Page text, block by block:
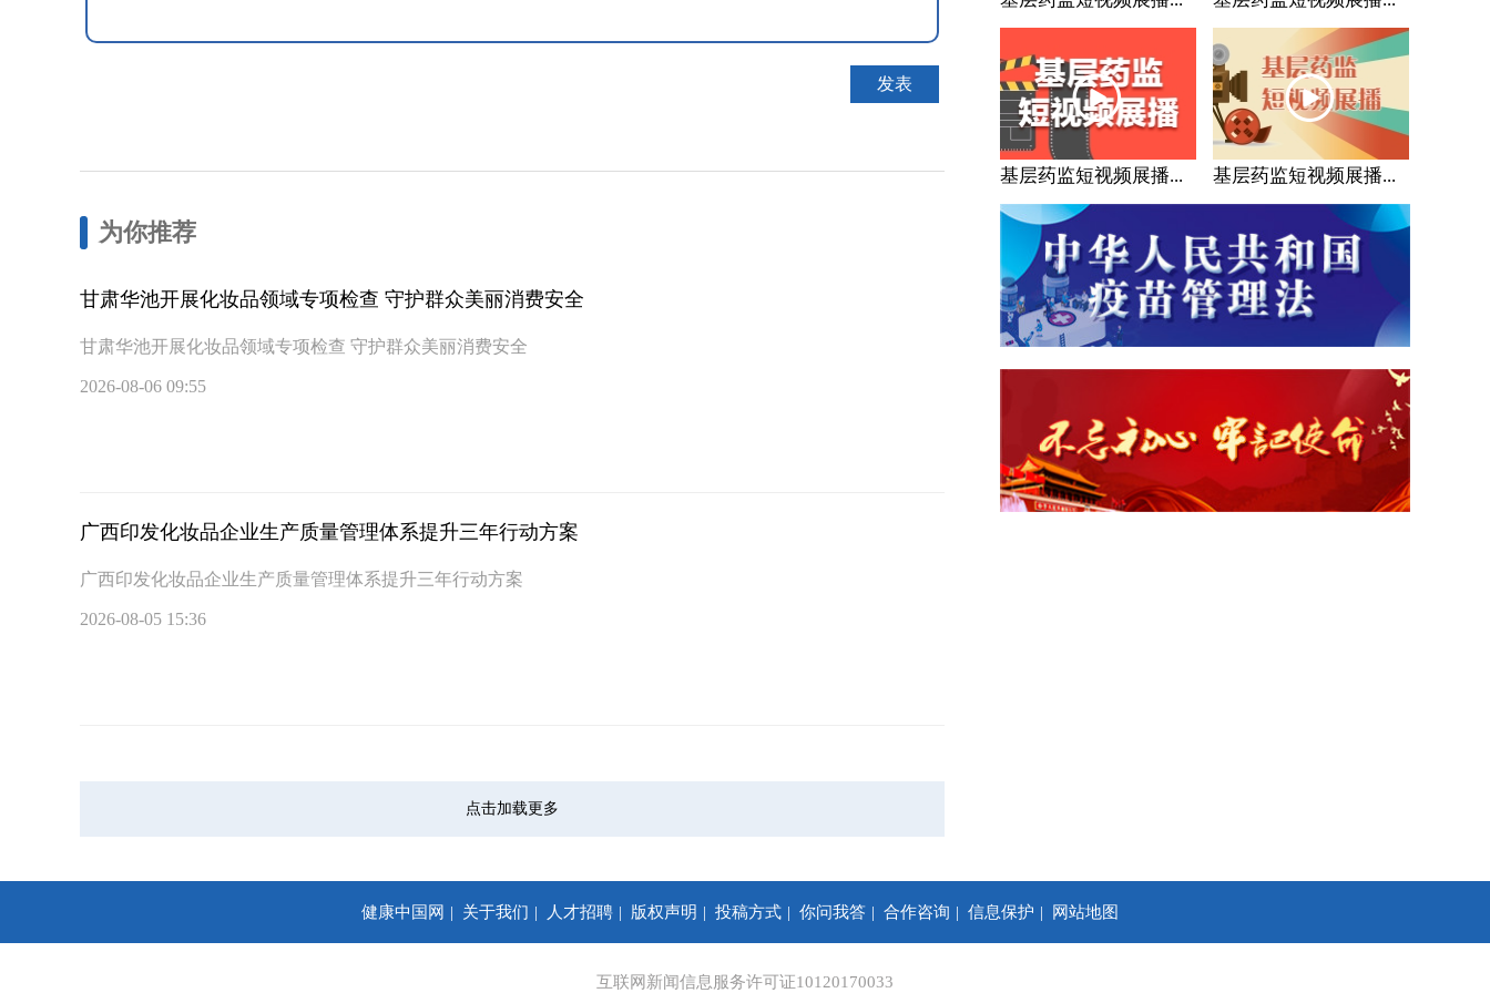
为你推荐
甘肃华池开展化妆品领域专项检查 守护群众美丽消费安全
甘肃华池开展化妆品领域专项检查 守护群众美丽消费安全
2026-08-06 09:55
广西印发化妆品企业生产质量管理体系提升三年行动方案
广西印发化妆品企业生产质量管理体系提升三年行动方案
2026-08-05 15:36
点击加载更多
基层药监短视频展播... 基层药监短视频展播...
健康中国网 关于我们 人才招聘 版权声明 投稿方式 你问我答 合作咨询 信息保护 网站地图
互联网新闻信息服务许可证10120170033